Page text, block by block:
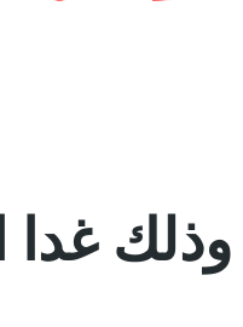
وذلك غدا الخميس